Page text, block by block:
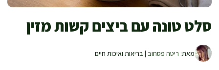
סלט טונה עם ביצים קשות מזין
מאת: ריטה פסחוב | בריאות ואיכות חיים